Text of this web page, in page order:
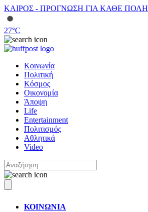
ΚΑΙΡΟΣ - ΠΡΟΓΝΩΣΗ ΓΙΑ ΚΑΘΕ ΠΟΛΗ
27°C
Κοινωνία
Πολιτική
Κόσμος
Οικονομία
Άποψη
Life
Entertainment
Πολιτισμός
Αθλητικά
Video
ΚΟΙΝΩΝΙΑ